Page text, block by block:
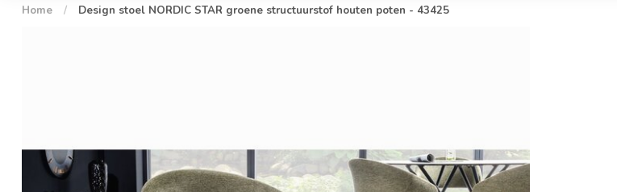
Home / Design stoel NORDIC STAR groene structuurstof houten poten - 43425